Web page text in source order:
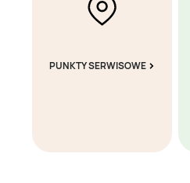
PUNKTY SERWISOWE